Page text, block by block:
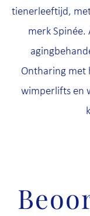
tienerleeftijd,
merk
Ontharing met
wimperlifts en